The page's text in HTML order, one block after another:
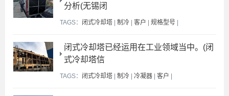
分析(无锡闭
TAGS： 闭式冷却塔 | 制冷 | 客户 | 规格型号 |
闭式冷却塔已经运用在工业领域当中。(闭
式冷却塔信
TAGS： 闭式冷却塔 | 制冷 | 冷凝器 | 客户 |